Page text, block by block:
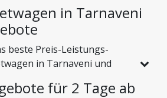
zu vergleichen.in Tarnaveni
beste Preis-Leistungs-
in Tarnaveni und
für Sie Fahrzeuge mit echten
für 2 Tage ab